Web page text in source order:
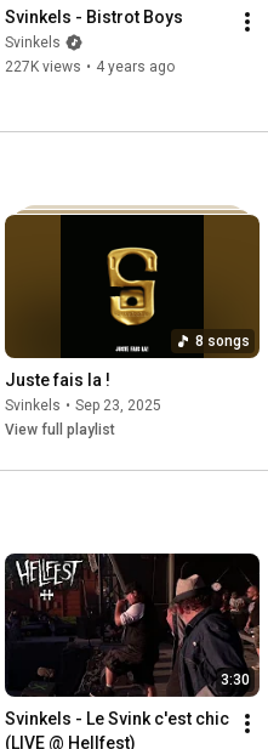
Svinkels - Bistrot Boys
Svinkels
227K views • 4 years ago
8 songs
Juste fais la !
Svinkels • Sep 23, 2025
View full playlist
3:30
Svinkels - Le Svink c'est chic
(LIVE @ Hellfest)